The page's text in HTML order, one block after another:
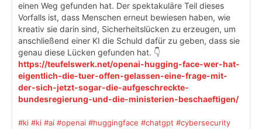
einen Weg gefunden hat. Der spektakuläre Teil dieses
Vorfalls ist, dass Menschen erneut bewiesen haben, wie
kreativ sie darin sind, Sicherheitslücken zu erzeugen, um
anschließend einer KI die Schuld dafür zu geben, dass sie
genau diese Lücken gefunden hat. 👇
https://teufelswerk.net/openai-hugging-face-wer-hat-
eigentlich-die-tuer-offen-gelassen-eine-frage-mit-
der-sich-jetzt-sogar-die-aufgeschreckte-
bundesregierung-und-die-ministerien-beschaeftigen/
#ki #ki #ai #openai #huggingface #chatgpt #cybersecurity